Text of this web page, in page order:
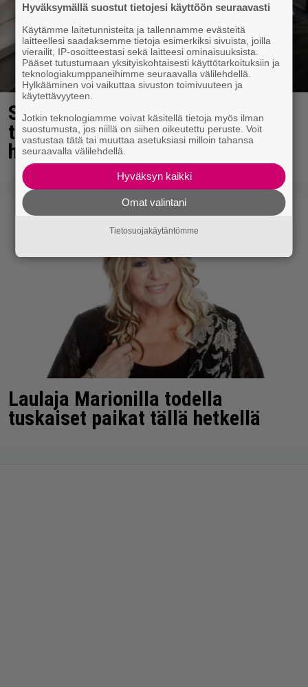
Sampo Kaulanen sai oudon
tulehduksen – makaa
hoitolaitteessa nytkähdellen
Laulaja Marionilla todella
tuskaiset paikat tällä hetkellä
Hyväksymällä suostut tietojesi käyttöön seuraavasti
Käytämme laitetunnisteita ja tallennamme evästeitä
laitteellesi saadaksemme tietoja esimerkiksi sivuista, joilla
vierailit, IP-osoitteestasi sekä laitteesi ominaisuuksista.
Pääset tutustumaan yksityiskohtaisesti käyttötarkoituksiin ja
teknologiakumppaneihimme seuraavalla välilehdellä.
Hylkääminen voi vaikuttaa sivuston toimivuuteen ja
käytettävyyteen.
Jotkin teknologiamme voivat käsitellä tietoja myös ilman
suostumusta, jos niillä on siihen oikeutettu peruste. Voit
vastustaa tätä tai muuttaa asetuksiasi milloin tahansa
seuraavalla välilehdellä.
Hyväksyn kaikki
Omat valintani
Tietosuojakäytäntömme